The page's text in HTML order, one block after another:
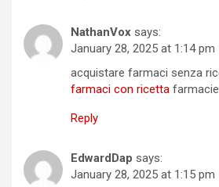
NathanVox says:
January 28, 2025 at 1:14 pm
acquistare farmaci senza
farmaci con ricetta
Reply
EdwardDap says:
January 28, 2025 at 1:15 pm